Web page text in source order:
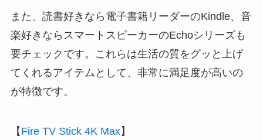
また、読書好きなら電子書籍リーダーのKindle、音
楽好きならスマートスピーカーのEchoシリーズも
要チェックです。これらは生活の質をグッと上げ
てくれるアイテムとして、非常に満足度が高いの
が特徴です。
【 Fire TV Stick 4K Max】